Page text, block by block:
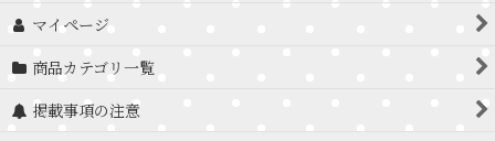
マイページ
商品カテゴリ一覧
掲載事項の注意